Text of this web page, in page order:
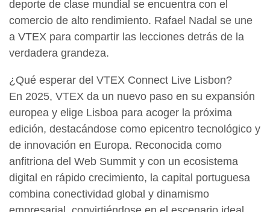
deporte de clase mundial se encuentra con el
comercio de alto rendimiento. Rafael Nadal se une
a VTEX para compartir las lecciones detrás de la
verdadera grandeza.
¿Qué esperar del VTEX Connect Live Lisbon?
En 2025, VTEX da un nuevo paso en su expansión
europea y elige Lisboa para acoger la próxima
edición, destacándose como epicentro tecnológico y
de innovación en Europa. Reconocida como
anfitriona del Web Summit y con un ecosistema
digital en rápido crecimiento, la capital portuguesa
combina conectividad global y dinamismo